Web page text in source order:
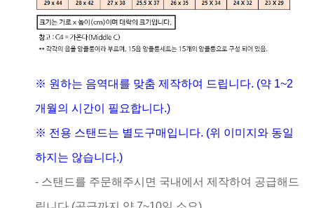
※ 원하는 음역대를 맞춤 제작하여 드립니다. (약 1~2
개월의 시간이 필요합니다.)
※ 전용 스탠드는 별도구매입니다. (위 이미지와 동일
하지는 않습니다.)
- 스탠드를 주문해주시면 국내에서 제작하여 공급해드